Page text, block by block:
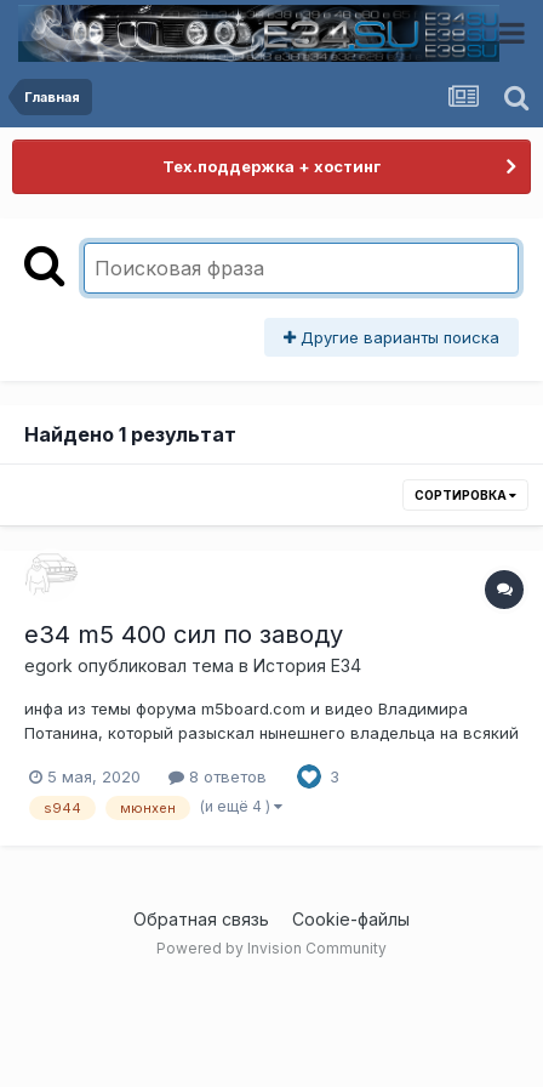
Главная
Тех.поддержка + хостинг
Другие варианты поиска
Найдено 1 результат
СОРТИРОВКА
e34 m5 400 сил по заводу
egork опубликовал тема в История E34
инфа из темы форума m5board.com и видео Владимира
Потанина, который разыскал нынешнего владельца на всякий
приблизительно 400 сил, другие относительно s38b38
коленвал и поршни (но в видео настаивают, что объем те же
5 мая, 2020 8 ответов 3
s944 мюнхен (и ещё 4 )
Обратная связь Cookie-файлы
Powered by Invision Community